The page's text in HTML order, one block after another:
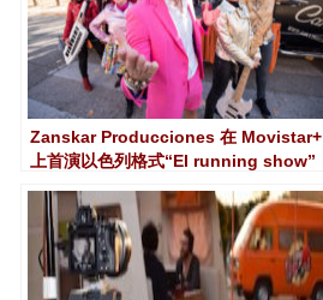
Zanskar Producciones 在 Movistar+
上首演以色列格式“El running show”